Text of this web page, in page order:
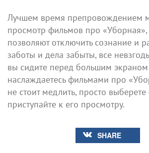
Лучшем время препровождением
просмотр фильмов про
позволяют отключить сознание и
заботы и дела забыты, все
вы сидите перед большим
наслаждаетесь фильмами про
не стоит медлить, просто
приступайте к его просмотру.
SHARE